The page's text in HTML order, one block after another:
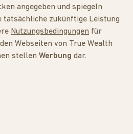
angegeben und spiegeln
tatsächliche zukünftige Leistung
Nutzungsbedingungen für
Webseiten von True Wealth
stellen Werbung dar.